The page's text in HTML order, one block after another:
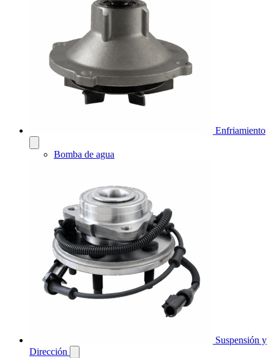
Enfriamiento
Bomba de agua
Suspensión y
Dirección